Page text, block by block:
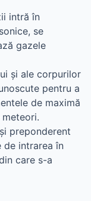
intră în
se
gazele
și ale corpurilor
pentru a
de maximă
preponderent
de intrarea în
care s-a